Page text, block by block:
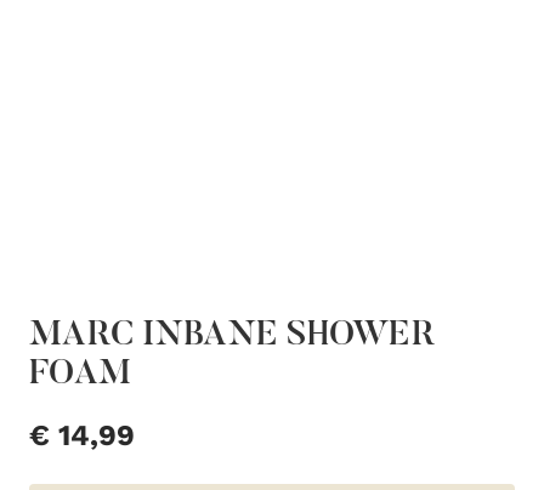
MARC INBANE SHOWER
FOAM
€ 14,99